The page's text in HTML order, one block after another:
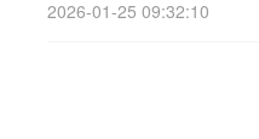
2026-01-25 09:32:10